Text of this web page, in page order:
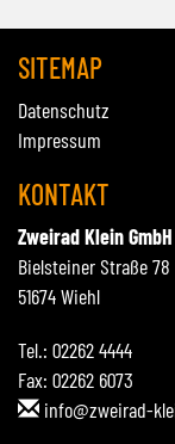
SITEMAP
Datenschutz
Impressum
KONTAKT
Zweirad Klein GmbH
Bielsteiner Straße 78
51674 Wiehl
Tel.: 02262 4444
Fax: 02262 6073
info@zweirad-